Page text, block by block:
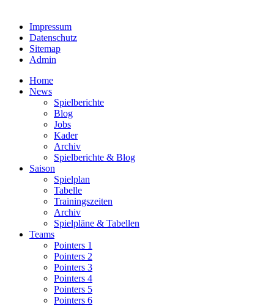
Impressum
Datenschutz
Sitemap
Admin
Home
News
Spielberichte
Blog
Jobs
Kader
Archiv
Spielberichte & Blog
Saison
Spielplan
Tabelle
Trainingszeiten
Archiv
Spielpläne & Tabellen
Teams
Pointers 1
Pointers 2
Pointers 3
Pointers 4
Pointers 5
Pointers 6